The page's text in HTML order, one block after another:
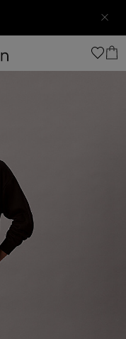
6 Taksit İmkanı